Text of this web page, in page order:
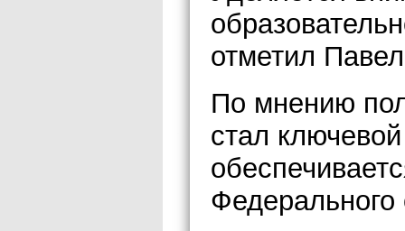
отметил
По мнению
стал
Федерального